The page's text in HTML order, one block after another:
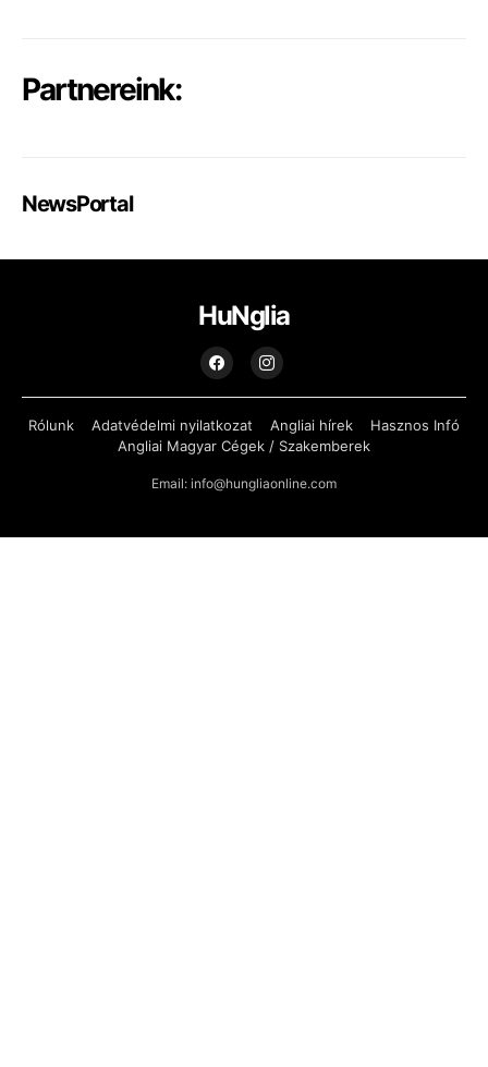
Partnereink:
NewsPortal
HuNglia
Rólunk Adatvédelmi nyilatkozat Angliai hírek
Hasznos Infó
Angliai Magyar Cégek / Szakemberek
Email: info@hungliaonline.com